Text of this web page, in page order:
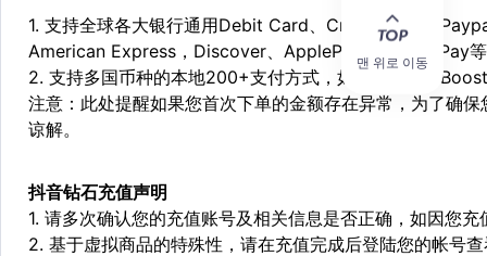
1. 支持全球各大银行通用Debit Card、Credit Card和
American Express，Discover、ApplePay和GooglePay
2. 支持多国币种的本地200+支付方式，如：Alipay，
注意：此处提醒如果您首次下单的金额存在异常，为了确
谅解。
抖音钻石充值声明
1. 请多次确认您的充值账号及相关信息是否正确，如因您
2. 基于虚拟商品的特殊性，请在充值完成后登陆您的帐号
맨 위로 이동